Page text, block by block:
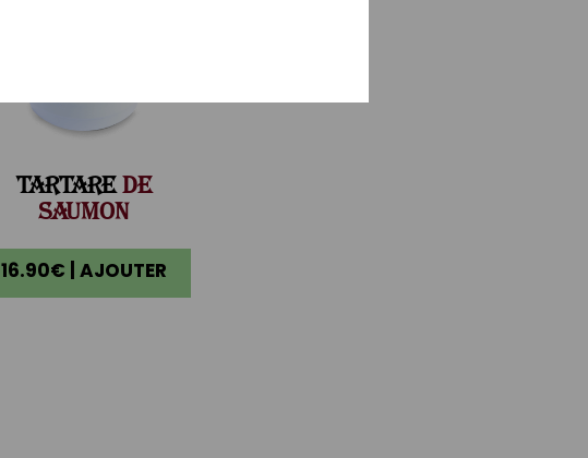
TARTAREDE
SAUMON
16.90€ | AJOUTER